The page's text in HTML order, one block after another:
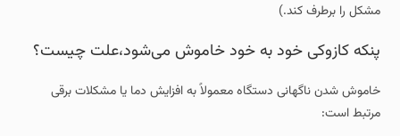
مشکل را برطرف کند.)
پنکه کازوکی خود به‌ خود خاموش می‌شود،علت چیست؟
خاموش شدن ناگهانی دستگاه معمولاً به افزایش دما یا مشکلات برقی
مرتبط است: